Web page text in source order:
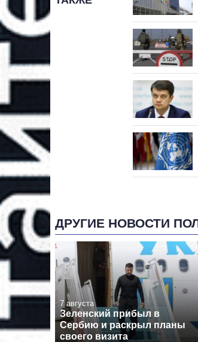
ДРУГИЕ НОВОСТИ
7 августа
Зеленский прибыл в
Сербию и раскрыл планы
своего визита